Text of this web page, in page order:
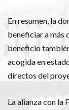
En resumen, la
beneficiar a más
beneficio
acogida en
directos del
La alianza con la